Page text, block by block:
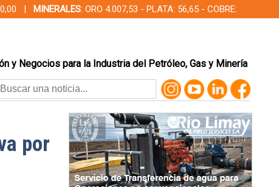
| MINERALES: ORO 4.007,53 - PLATA: 56,65 - COBRE:
y Negocios para la Industria del Petróleo, Gas y Minería
por